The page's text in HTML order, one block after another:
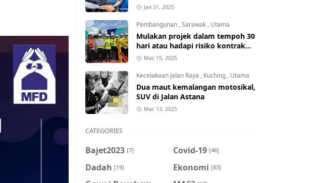
Jan 31, 2025
Pembangunan ,Sarawak , Utama
Mulakan projek dalam tempoh 30
hari atau hadapi risiko kontrak
ditamatkan
Mac 15, 2025
Kecelakaan Jalan Raya , Kuching , Utama
Dua maut kemalangan motosikal,
SUV di Jalan Astana
Mac 13, 2025
CATEGORIES
Bajet2023 [7] Covid-19 [46]
Dadah [19] Ekonomi [83]